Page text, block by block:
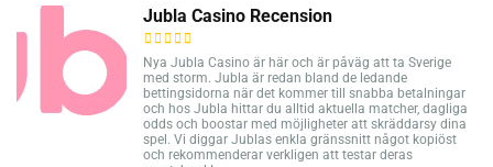
Jubla Casino Recension
Nya Jubla Casino är här och är påväg att ta Sverige
med storm. Jubla är redan bland de ledande
bettingsidorna när det kommer till snabba betalningar
och hos Jubla hittar du alltid aktuella matcher, dagliga
odds och boostar med möjligheter att skräddarsy dina
spel. Vi diggar Jublas enkla gränssnitt något kopiöst
och rekommenderar verkligen att testar deras